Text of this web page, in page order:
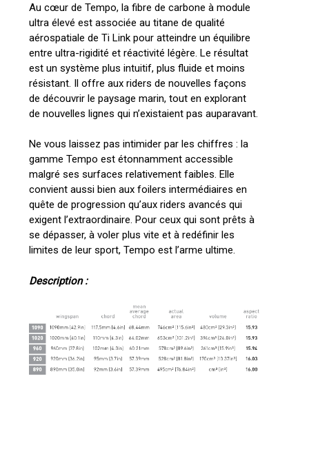
Votre panier est vide.
Go To Shop
Au cœur de Tempo, la fibre de carbone à module
ultra élevé est associée au titane de qualité
aérospatiale de Ti Link pour atteindre un équilibre
entre ultra-rigidité et réactivité légère. Le résultat
est un système plus intuitif, plus fluide et moins
résistant. Il offre aux riders de nouvelles façons
de découvrir le paysage marin, tout en explorant
de nouvelles lignes qui n’existaient pas auparavant.
Ne vous laissez pas intimider par les chiffres : la
gamme Tempo est étonnamment accessible
malgré ses surfaces relativement faibles. Elle
convient aussi bien aux foilers intermédiaires en
quête de progression qu’aux riders avancés qui
exigent l’extraordinaire. Pour ceux qui sont prêts à
se dépasser, à voler plus vite et à redéfinir les
limites de leur sport, Tempo est l’arme ultime.
Description :